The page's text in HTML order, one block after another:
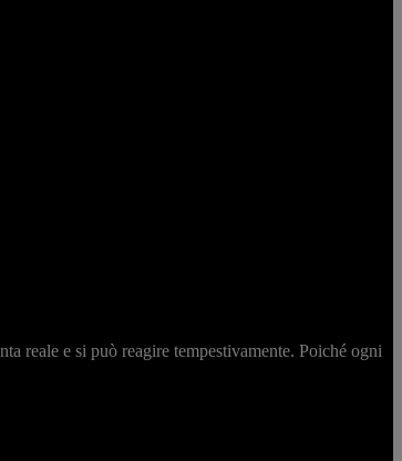
reale e si può reagire tempestivamente. Poiché ogni